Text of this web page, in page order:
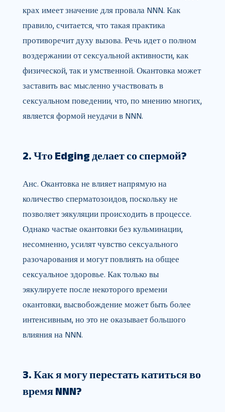
крах имеет значение для провала NNN. Как
правило, считается, что такая практика
противоречит духу вызова. Речь идет о полном
воздержании от сексуальной активности, как
физической, так и умственной. Окантовка может
заставить вас мысленно участвовать в
сексуальном поведении, что, по мнению многих,
является формой неудачи в NNN.
2. Что Edging делает со спермой?
Анс. Окантовка не влияет напрямую на
количество сперматозоидов, поскольку не
позволяет эякуляции происходить в процессе.
Однако частые окантовки без кульминации,
несомненно, усилят чувство сексуального
разочарования и могут повлиять на общее
сексуальное здоровье. Как только вы
эякулируете после некоторого времени
окантовки, высвобождение может быть более
интенсивным, но это не оказывает большого
влияния на NNN.
3. Как я могу перестать катиться во
время NNN?